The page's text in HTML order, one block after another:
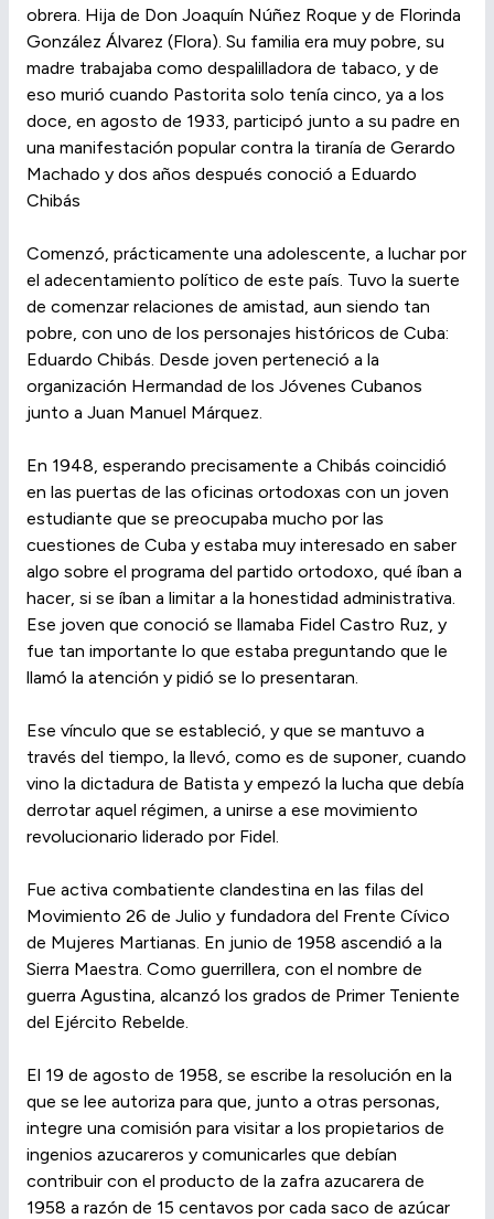
obrera. Hija de Don Joaquín Núñez Roque y de Florinda
González Álvarez (Flora). Su familia era muy pobre, su
madre trabajaba como despalilladora de tabaco, y de
eso murió cuando Pastorita solo tenía cinco, ya a los
doce, en agosto de 1933, participó junto a su padre en
una manifestación popular contra la tiranía de Gerardo
Machado y dos años después conoció a Eduardo
Chibás
Comenzó, prácticamente una adolescente, a luchar por
el adecentamiento político de este país. Tuvo la suerte
de comenzar relaciones de amistad, aun siendo tan
pobre, con uno de los personajes históricos de Cuba:
Eduardo Chibás. Desde joven perteneció a la
organización Hermandad de los Jóvenes Cubanos
junto a Juan Manuel Márquez.
En 1948, esperando precisamente a Chibás coincidió
en las puertas de las oficinas ortodoxas con un joven
estudiante que se preocupaba mucho por las
cuestiones de Cuba y estaba muy interesado en saber
algo sobre el programa del partido ortodoxo, qué íban a
hacer, si se íban a limitar a la honestidad administrativa.
Ese joven que conoció se llamaba Fidel Castro Ruz, y
fue tan importante lo que estaba preguntando que le
llamó la atención y pidió se lo presentaran.
Ese vínculo que se estableció, y que se mantuvo a
través del tiempo, la llevó, como es de suponer, cuando
vino la dictadura de Batista y empezó la lucha que debía
derrotar aquel régimen, a unirse a ese movimiento
revolucionario liderado por Fidel.
Fue activa combatiente clandestina en las filas del
Movimiento 26 de Julio y fundadora del Frente Cívico
de Mujeres Martianas. En junio de 1958 ascendió a la
Sierra Maestra. Como guerrillera, con el nombre de
guerra Agustina, alcanzó los grados de Primer Teniente
del Ejército Rebelde.
El 19 de agosto de 1958, se escribe la resolución en la
que se lee autoriza para que, junto a otras personas,
integre una comisión para visitar a los propietarios de
ingenios azucareros y comunicarles que debían
contribuir con el producto de la zafra azucarera de
1958 a razón de 15 centavos por cada saco de azúcar